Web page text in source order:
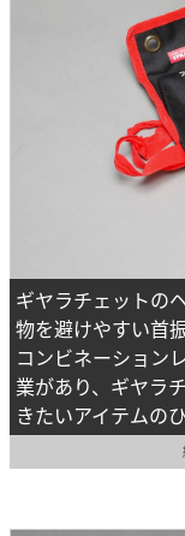
ギヤラチェットの
物を避けやすい首
コンビネーション
業があり、ギヤラ
きたいアイテムの